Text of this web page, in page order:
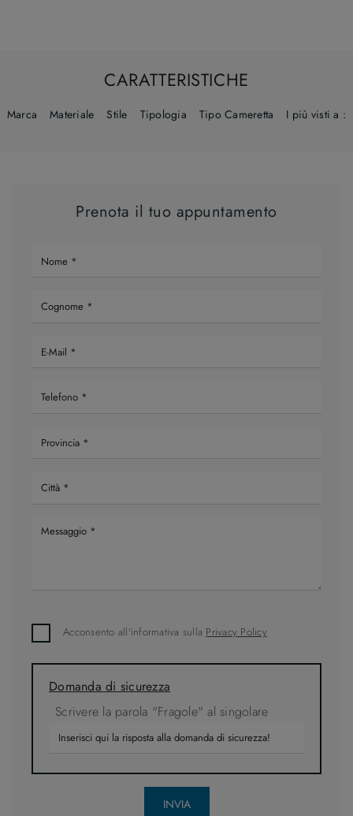
CARATTERISTICHE
Marca Materiale Stile Tipologia Tipo Cameretta I più visti a :
Prenota il tuo appuntamento
Acconsento all'informativa sulla Privacy Policy
Domanda di sicurezza
Scrivere la parola "Fragole" al singolare
INVIA